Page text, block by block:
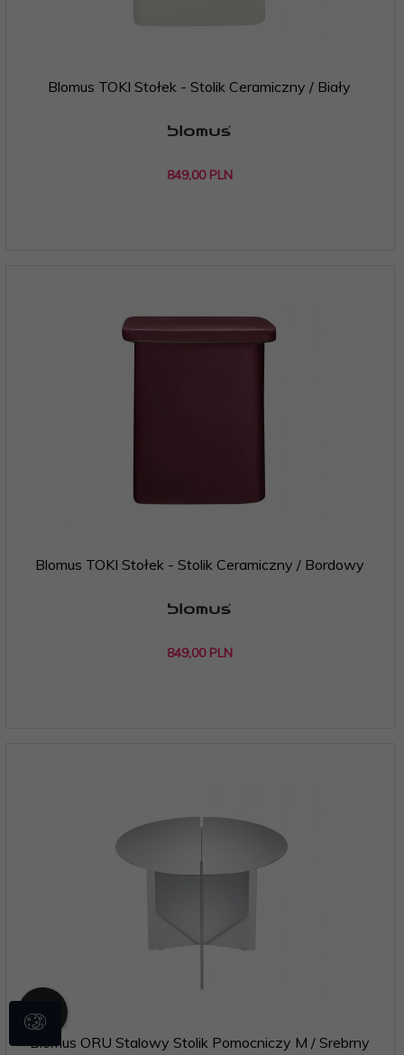
Blomus TOKI Stołek - Stolik Ceramiczny / Biały
849,00 PLN
Blomus TOKI Stołek - Stolik Ceramiczny / Bordowy
849,00 PLN
Blomus ORU Stalowy Stolik Pomocniczy M / Srebrny